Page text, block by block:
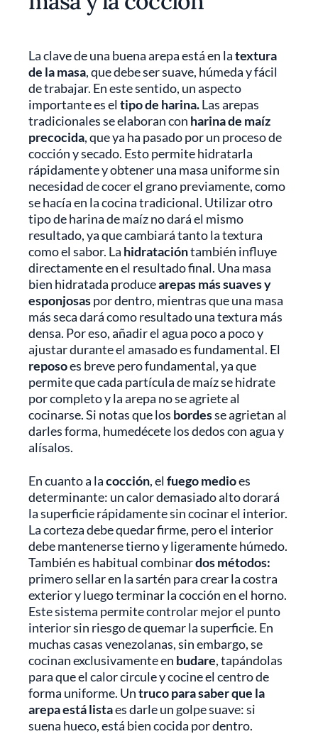
La clave de una buena arepa está en latextura
de la masa, que debe ser suave, húmeda y fácil
de trabajar. En este sentido, un aspecto
importante es el tipo de harina.Las arepas
tradicionales se elaboran con harina de maíz
precocida, que ya ha pasado por un proceso de
cocción y secado. Esto permite hidratarla
rápidamente y obtener una masa uniforme sin
necesidad de cocer el grano previamente, como
se hacía en la cocina tradicional. Utilizar otro
tipo de harina de maíz no dará el mismo
resultado, ya que cambiará tanto la textura
como el sabor. La hidratacióntambién influye
directamente en el resultado final. Una masa
bien hidratada producearepas más suaves y
esponjosaspor dentro, mientras que una masa
más seca dará como resultado una textura más
densa. Por eso, añadir el agua poco a poco y
ajustar durante el amasado es fundamental. El
reposoes breve pero fundamental, ya que
permite que cada partícula de maíz se hidrate
por completo y la arepa no se agriete al
cocinarse. Si notas que los bordesse agrietan al
darles forma, humedécete los dedos con agua y
alísalos.
En cuanto a lacocción, el fuego medioes
determinante: un calor demasiado alto dorará
la superficie rápidamente sin cocinar el interior.
La corteza debe quedar firme, pero el interior
debe mantenerse tierno y ligeramente húmedo.
También es habitual combinardos métodos:
primero sellar en la sartén para crear la costra
exterior y luego terminar la cocción en el horno.
Este sistema permite controlar mejor el punto
interior sin riesgo de quemar la superficie. En
muchas casas venezolanas, sin embargo, se
cocinan exclusivamente en budare, tapándolas
para que el calor circule y cocine el centro de
forma uniforme. Untruco para saber que la
arepa está listaes darle un golpe suave: si
suena hueco, está bien cocida por dentro.